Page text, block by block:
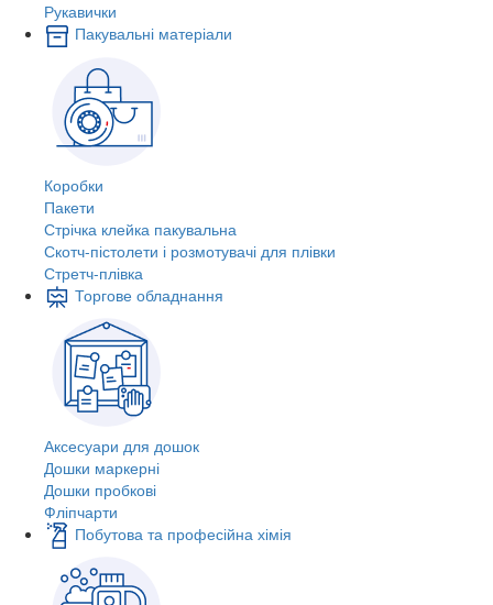
Рукавички
Пакувальні матеріали
Коробки
Пакети
Стрічка клейка пакувальна
Скотч-пістолети і розмотувачі для плівки
Стретч-плівка
Торгове обладнання
Аксесуари для дошок
Дошки маркерні
Дошки пробкові
Фліпчарти
Побутова та професійна хімія